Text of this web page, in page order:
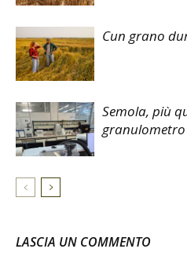
Cun grano
Semola, più
LASCIA UN COMMENTO